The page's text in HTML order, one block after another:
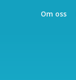
Om oss